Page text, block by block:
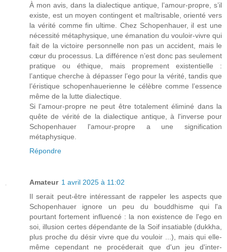
À mon avis, dans la dialectique antique, l’amour-propre, s’il
existe, est un moyen contingent et maîtrisable, orienté vers
la vérité comme fin ultime. Chez Schopenhauer, il est une
nécessité métaphysique, une émanation du vouloir-vivre qui
fait de la victoire personnelle non pas un accident, mais le
cœur du processus. La différence n’est donc pas seulement
pratique ou éthique, mais proprement existentielle :
l’antique cherche à dépasser l’ego pour la vérité, tandis que
l’éristique schopenhauerienne le célèbre comme l’essence
même de la lutte dialectique.
Si l'amour-propre ne peut être totalement éliminé dans la
quête de vérité de la dialectique antique, à l'inverse pour
Schopenhauer l'amour-propre a une signification
métaphysique.
Répondre
Amateur 1 avril 2025 à 11:02
Il serait peut-être intéressant de rappeler les aspects que
Schopenhauer ignore un peu du bouddhisme qui l'a
pourtant fortement influencé : la non existence de l'ego en
soi, illusion certes dépendante de la Soif insatiable (dukkha,
plus proche du désir vivre que du vouloir ...), mais qui elle-
même cependant ne procéderait que d'un jeu d'inter-